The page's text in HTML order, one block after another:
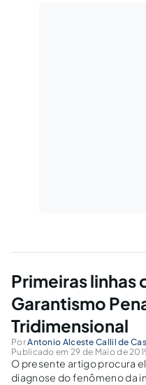
Primeiras linhas
Garantismo
Tridimensional
PorAntonio Alceste Callil de
Publicado em 29 de Maio de
O presente artigo procura
diagnose do fenômeno da